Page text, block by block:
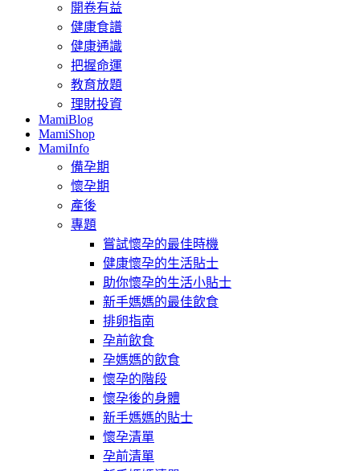
開卷有益
健康食譜
健康通識
把握命運
教育放題
理財投資
MamiBlog
MamiShop
MamiInfo
備孕期
懷孕期
產後
專題
嘗試懷孕的最佳時機
健康懷孕的生活貼士
助你懷孕的生活小貼士
新手媽媽的最佳飲食
排卵指南
孕前飲食
孕媽媽的飲食
懷孕的階段
懷孕後的身體
新手媽媽的貼士
懷孕清單
孕前清單